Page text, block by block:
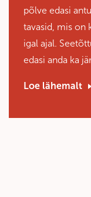
põlve edasi
tavasid, mis on
igal ajal.
edasi anda ka
Loe lähemalt